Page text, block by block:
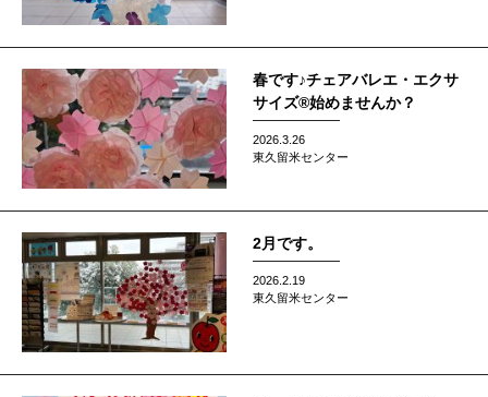
春です♪チェアバレエ・エクサ
サイズ®始めませんか？
2026.3.26
東久留米センター
2月です。
2026.2.19
東久留米センター